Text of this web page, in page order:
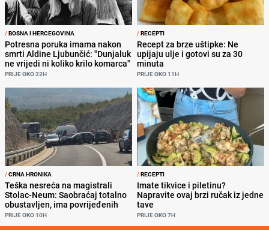
/BOSNA I HERCEGOVINA
Potresna poruka imama nakon
smrti Aldine Ljubunčić: "Dunjaluk
ne vrijedi ni koliko krilo komarca"
PRIJE OKO 22H
/RECEPTI
Recept za brze uštipke: Ne
upijaju ulje i gotovi su za 30
minuta
PRIJE OKO 11H
/CRNA HRONIKA
Teška nesreća na magistrali
Stolac-Neum: Saobraćaj totalno
obustavljen, ima povrijeđenih
PRIJE OKO 10H
/RECEPTI
Imate tikvice i piletinu?
Napravite ovaj brzi ručak iz jedne
tave
PRIJE OKO 7H